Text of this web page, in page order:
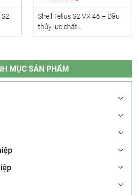
Shell Tellus S2 VX 46 – Dầu
thủy lực chất...
MỤC SẢN PHẨM